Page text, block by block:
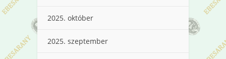
2025. október
2025. szeptember